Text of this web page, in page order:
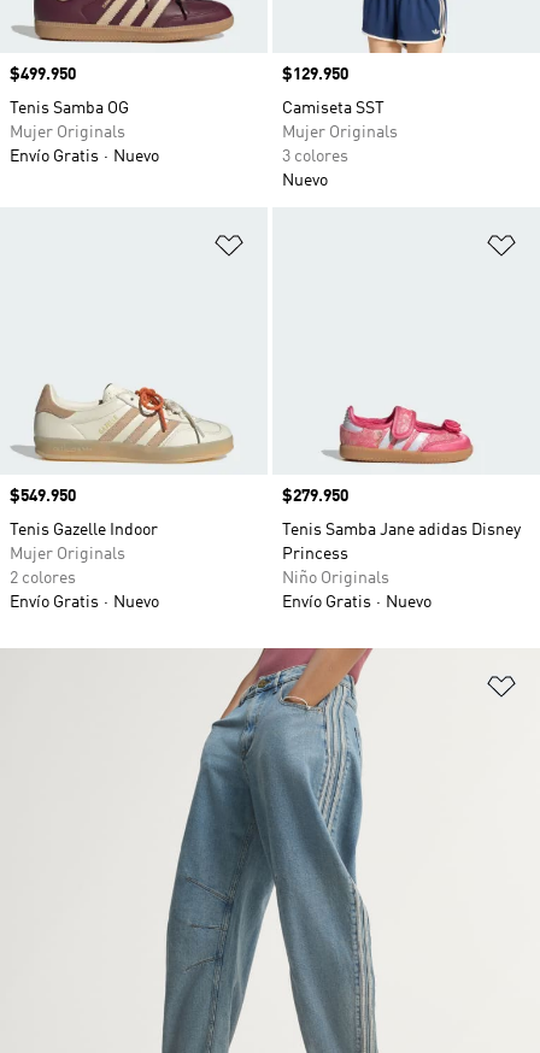
Precio
$499.950
Tenis Samba OG
Mujer Originals
Envío Gratis
Nuevo
Precio
$129.950
Camiseta SST
Mujer Originals
3 colores
Nuevo
Precio
$549.950
Tenis Gazelle Indoor
Mujer Originals
2 colores
Envío Gratis
Nuevo
Precio
$279.950
Tenis Samba Jane adidas Disney
Princess
Niño Originals
Envío Gratis
Nuevo